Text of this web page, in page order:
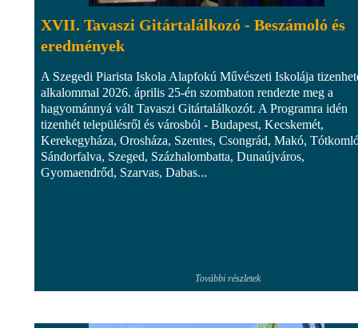
XVII. Tavaszi Gitártalálkozó - Beszámoló és
eredmények
A Szegedi Piarista Iskola Alapfokú Művészeti Iskolája
alkalommal 2026. április 25-én szombaton rendezte meg a
hagyománnyá vált Tavaszi Gitártalálkozót. A Programra idén
tizenhét településről és városból - Budapest, Kecskemét,
Kerekegyháza, Orosháza, Szentes, Csongrád, Makó,
Sándorfalva, Szeged, Százhalombatta, Dunaújváros,
Gyomaendrőd, Szarvas, Dabas...
További részletek